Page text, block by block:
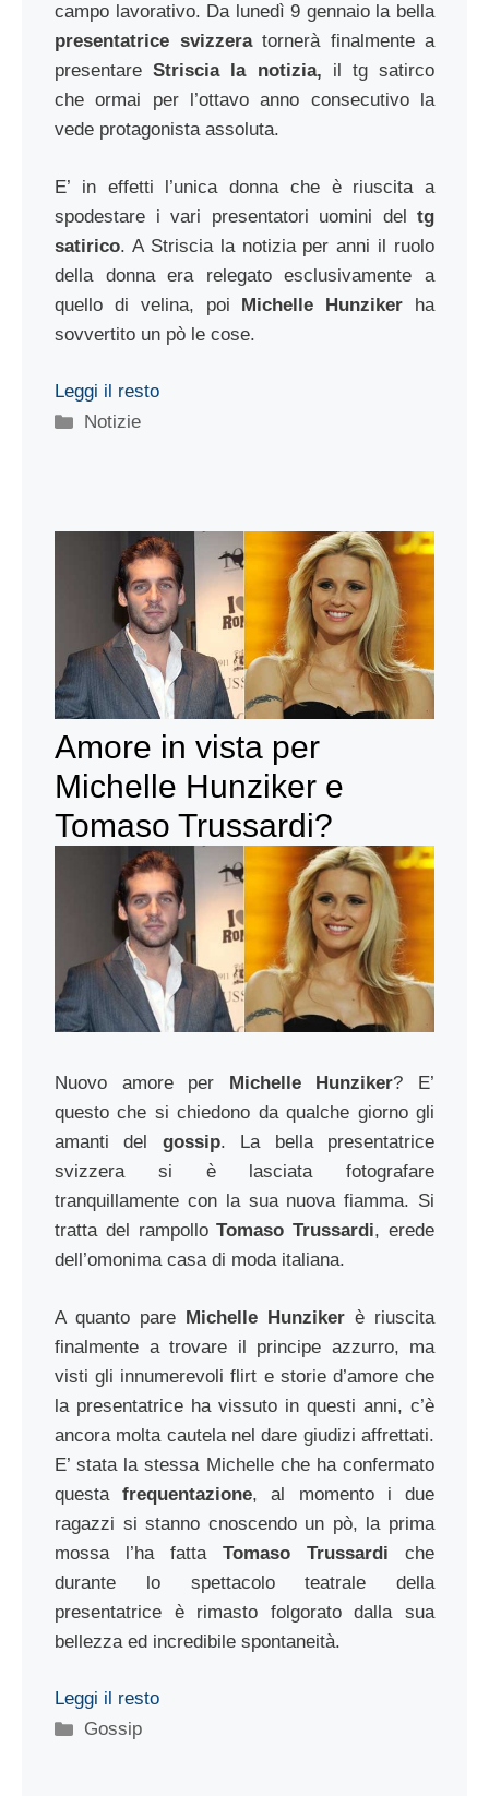
campo lavorativo. Da lunedì 9 gennaio la bella
presentatrice svizzeratornerà finalmente a
presentareStriscia la notizia, il tg satirco
che ormai per l’ottavo anno consecutivo la
vede protagonista assoluta.
E’ in effetti l’unica donna che è riuscita a
spodestare i vari presentatori uomini del tg
satirico. A Striscia la notizia per anni il ruolo
della donna era relegato esclusivamente a
quello di velina, poi Michelle Hunziker ha
sovvertito un pò le cose.
Leggi il resto
Categorie
Notizie
Amore in vista per
Michelle Hunziker e
Tomaso Trussardi?
Nuovo amore per Michelle Hunziker? E’
questo che si chiedono da qualche giorno gli
amanti del gossip. La bella presentatrice
svizzera si è lasciata fotografare
tranquillamente con la sua nuova fiamma. Si
tratta del rampolloTomaso Trussardi, erede
dell’omonima casa di moda italiana.
A quanto pare Michelle Hunziker è riuscita
finalmente a trovare il principe azzurro, ma
visti gli innumerevoli flirt e storie d’amore che
la presentatrice ha vissuto in questi anni, c’è
ancora molta cautela nel dare giudizi affrettati.
E’ stata la stessa Michelle che ha confermato
questafrequentazione, al momento i due
ragazzi si stanno cnoscendo un pò, la prima
mossa l’ha fatta Tomaso Trussardi che
durante lo spettacolo teatrale della
presentatrice è rimasto folgorato dalla sua
bellezza ed incredibile spontaneità.
Leggi il resto
Categorie
Gossip